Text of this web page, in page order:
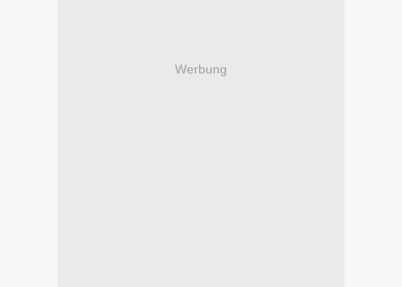
Werbung